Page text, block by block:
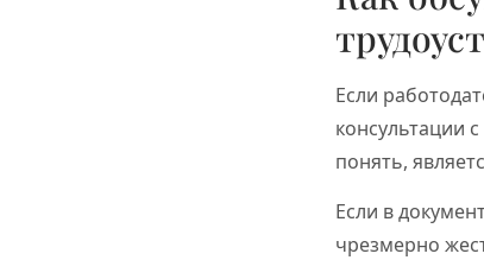
Если
консультации
понять,
Если в
чрезмерно